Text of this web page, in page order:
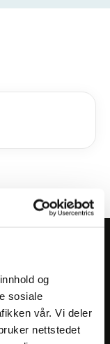
og
sosiale
vår. Vi deler
nettstedet